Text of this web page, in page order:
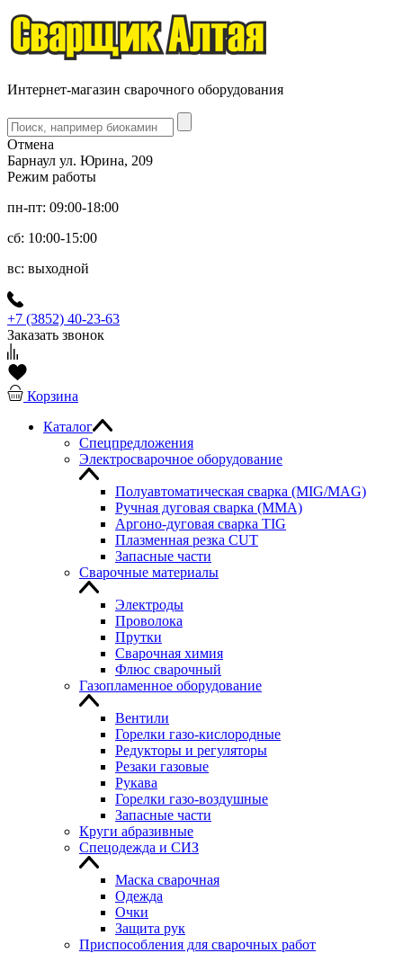
Интернет-магазин сварочного оборудования
Отмена
Барнаул ул. Юрина, 209
Режим работы
пн-пт: 09:00-18:00
сб: 10:00-15:00
вс: выходной
+7 (3852) 40-23-63
Заказать звонок
Корзина
Каталог
Спецпредложения
Электросварочное оборудование
Полуавтоматическая сварка (MIG/MAG)
Ручная дуговая сварка (MMA)
Аргоно-дуговая сварка TIG
Плазменная резка CUT
Запасные части
Сварочные материалы
Электроды
Проволока
Прутки
Сварочная химия
Флюс сварочный
Газопламенное оборудование
Вентили
Горелки газо-кислородные
Редукторы и регуляторы
Резаки газовые
Рукава
Горелки газо-воздушные
Запасные части
Круги абразивные
Спецодежда и СИЗ
Маска сварочная
Одежда
Очки
Защита рук
Приспособления для сварочных работ